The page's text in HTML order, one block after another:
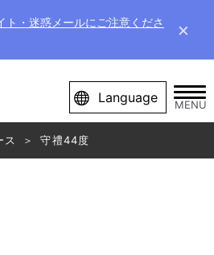
ト・迷惑メールにご注意くださ
×
Language MENU
ス 守禮44度